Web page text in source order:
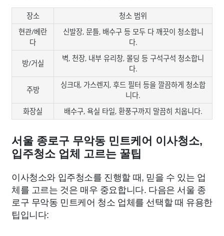
장소
청소 범위
현관/베란
다
신발장, 문틀, 배수구 등 모두 다 깨끗이 청소합니
다.
방/거실
벽, 천장, 내부 유리창, 몰딩 등 구석구석 청소합니
다.
주방
싱크대, 가스렌지, 후드 필터 등을 깔끔하게 청소합
니다.
화장실
배수구, 욕실 타일, 환풍구까지 말끔히 치웁니다.
서울 종로구 무악동 민트케어 이사청소,
입주청소 업체 고르는 꿀팁
이사청소와 입주청소를 진행할 때, 믿을 수 있는 업
체를 고르는 것은 매우 중요합니다. 다음은 서울 종
로구 무악동 민트케어 청소 업체를 선택할 때 유용한
팁입니다: